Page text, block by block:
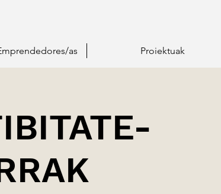
as Proiektuak